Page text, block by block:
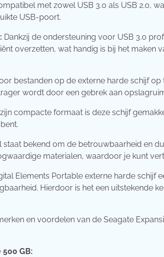
met zowel USB 3.0 als USB 2.0,
USB-poort.
Dankzij de ondersteuning voor USB 3.0
overzetten, wat handig is bij het maken
bestanden op de externe harde schijf
wordt door een gebrek aan
compacte formaat is deze schijf
staat bekend om de betrouwbaarheid en
materialen, waardoor je kunt
Elements Portable externe harde schijf
Hierdoor is het een uitstekende
en voordelen van de Seagate
GB: